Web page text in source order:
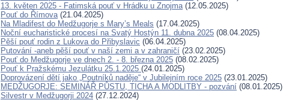
13. květen 2025 - Fatimská pouť v Hrádku u Znojma(12.05.2025)
Pouť do Římova(21.04.2025)
Na Mladifest do Medžugorje s Mary’s Meals (17.04.2025)
Noční eucharistické procesí na Svatý Hostýn 11. dubna 2025 (08.04.2025)
Pěší pouť rodin z Lukova do Přibyslavic (06.04.2025)
Putování -aneb pěší pouť v naší zemi a v zahraničí (23.02.2025)
Pouť do Medžugorje ve dnech 2. - 8. března 2025 (08.02.2025)
Pouť k Pražskému Jezulátku 25.1.2025 (24.01.2025)
Doprovázení dětí jako „Poutníků naděje“ v Jubilejním roce 2025 (23.01.2025)
MEDŽUGORJE: SEMINÁŘ PŮSTU, TICHA A MODLITBY - pozvání (08.01.2025)
Silvestr v Medžugorji 2024 (27.12.2024)